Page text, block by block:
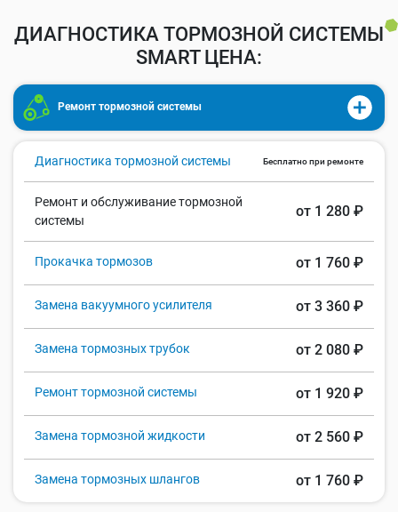
ДИАГНОСТИКА ТОРМОЗНОЙ СИСТЕМЫ
SMART ЦЕНА:
Ремонт тормозной системы
Диагностика тормозной системы Бесплатно при ремонте
Ремонт и обслуживание тормозной
системы
от 1 280 ₽
Прокачка тормозов от 1 760 ₽
Замена вакуумного усилителя от 3 360 ₽
Замена тормозных трубок от 2 080 ₽
Ремонт тормозной системы от 1 920 ₽
Замена тормозной жидкости от 2 560 ₽
Замена тормозных шлангов от 1 760 ₽